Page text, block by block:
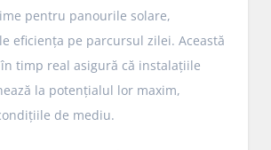
pentru panourile solare,
eficiența pe parcursul zilei. Această
timp real asigură că instalațiile
la potențialul lor maxim,
de mediu.